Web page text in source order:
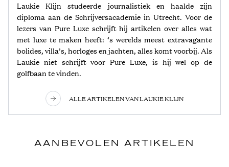
Laukie Klijn studeerde journalistiek en haalde zijn
diploma aan de Schrijversacademie in Utrecht. Voor de
lezers van Pure Luxe schrijft hij artikelen over alles wat
met luxe te maken heeft: ‘s werelds meest extravagante
bolides, villa’s, horloges en jachten, alles komt voorbij. Als
Laukie niet schrijft voor Pure Luxe, is hij wel op de
golfbaan te vinden.
ALLE ARTIKELEN VAN LAUKIE KLIJN
AANBEVOLEN ARTIKELEN